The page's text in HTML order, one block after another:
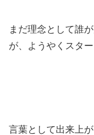
まだ理念として誰
が、ようやくスタ
言葉として出来上